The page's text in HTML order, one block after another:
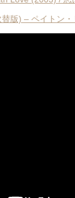
版) – ペイトン・